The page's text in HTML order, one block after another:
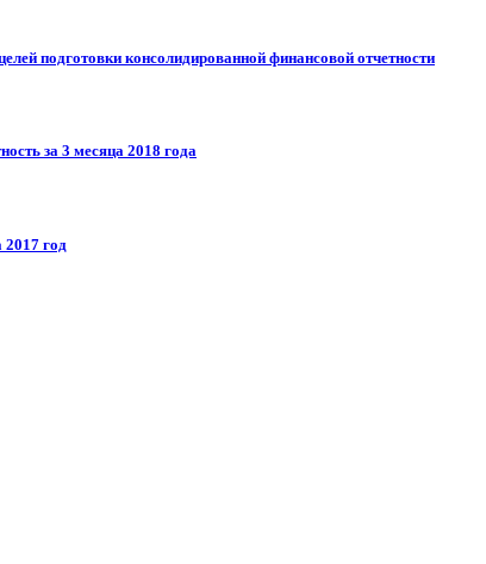
подготовки консолидированной финансовой отчетности
за 3 месяца 2018 года
2017 год